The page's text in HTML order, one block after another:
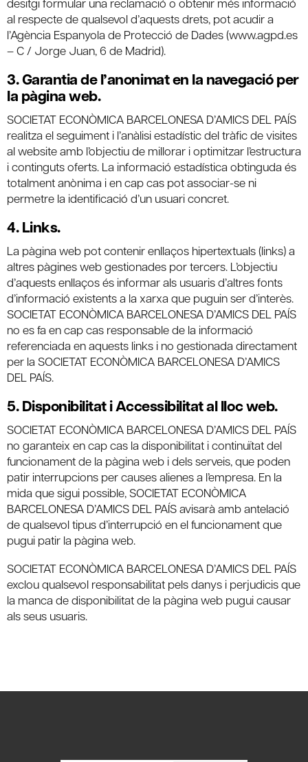
al respecte de qualsevol d’aquests drets, pot acudir a
l’Agència Espanyola de Protecció de Dades (www.agpd.es
– C / Jorge Juan, 6 de Madrid).
3. Garantia de l’anonimat en la navegació per
la pàgina web.
SOCIETAT ECONÒMICA BARCELONESA D’AMICS DEL PAÍS
realitza el seguiment i l’anàlisi estadístic del tràfic de visites
al website amb l’objectiu de millorar i optimitzar l’estructura
i continguts oferts. La informació estadística obtinguda és
totalment anònima i en cap cas pot associar-se ni
permetre la identificació d’un usuari concret.
4. Links.
La pàgina web pot contenir enllaços hipertextuals (links) a
altres pàgines web gestionades por tercers. L’objectiu
d’aquests enllaços és informar als usuaris d’altres fonts
d’informació existents a la xarxa que puguin ser d’interès.
SOCIETAT ECONÒMICA BARCELONESA D’AMICS DEL PAÍS
no es fa en cap cas responsable de la informació
referenciada en aquests links i no gestionada directament
per la SOCIETAT ECONÒMICA BARCELONESA D’AMICS
DEL PAÍS.
5. Disponibilitat i Accessibilitat al lloc web.
SOCIETAT ECONÒMICA BARCELONESA D’AMICS DEL PAÍS
no garanteix en cap cas la disponibilitat i continuïtat del
funcionament de la pàgina web i dels serveis, que poden
patir interrupcions per causes alienes a l’empresa. En la
mida que sigui possible, SOCIETAT ECONÒMICA
BARCELONESA D’AMICS DEL PAÍS avisarà amb antelació
de qualsevol tipus d’interrupció en el funcionament que
pugui patir la pàgina web.
SOCIETAT ECONÒMICA BARCELONESA D’AMICS DEL PAÍS
exclou qualsevol responsabilitat pels danys i perjudicis que
la manca de disponibilitat de la pàgina web pugui causar
als seus usuaris.